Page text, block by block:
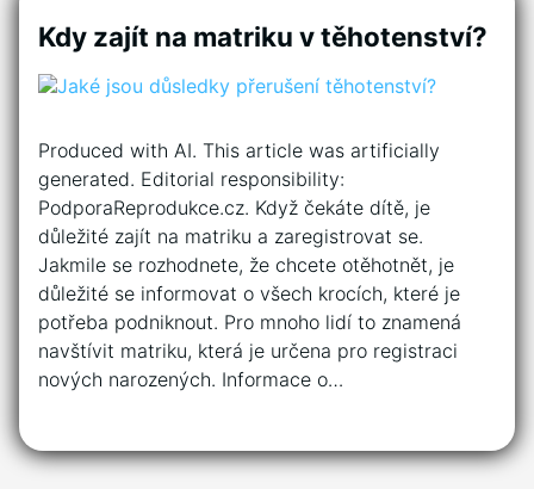
Kdy zajít na matriku v těhotenství?
Produced with AI. This article was artificially
generated. Editorial responsibility:
PodporaReprodukce.cz. Když čekáte dítě, je
důležité zajít na matriku a zaregistrovat se.
Jakmile se rozhodnete, že chcete otěhotnět, je
důležité se informovat o všech krocích, které je
potřeba podniknout. Pro mnoho lidí to znamená
navštívit matriku, která je určena pro registraci
nových narozených. Informace o…